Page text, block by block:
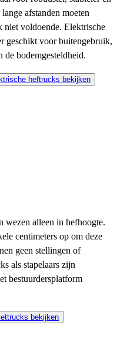
afstanden moeten
niet voldoende. Elektrische
geschikt voor buitengebruik,
de bodemgesteldheid.
heftrucks bekijken
wezen alleen in hefhoogte.
centimeters op om deze
geen stellingen of
als stapelaars zijn
bestuurdersplatform
bekijken